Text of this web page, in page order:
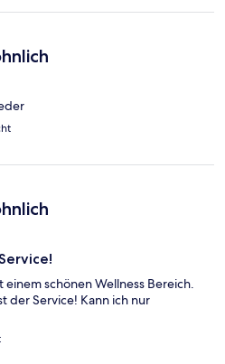
schönen Wellness Bereich.
der Service! Kann ich nur